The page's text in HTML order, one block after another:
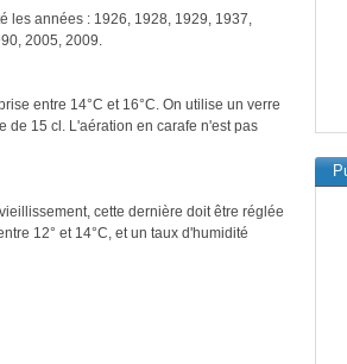
les années : 1926, 1928, 1929, 1937,
2005, 2009.
entre 14°C et 16°C. On utilise un verre
de 15 cl. L'aération en carafe n'est pas
cette dernière doit être réglée
12° et 14°C, et un taux d'humidité